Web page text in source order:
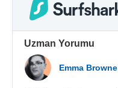
Uzman Yorumu
Emma Browne